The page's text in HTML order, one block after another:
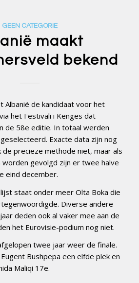
GEEN CATEGORIE
maakt
bekend
Albanië de kandidaat voor het
het Festivali i Këngës dat
de 58e editie. In totaal werden
Exacte data zijn nog
de precieze methode niet, maar als
gevolgd zijn er twee halve
eind december.
staat onder meer Olta Boka die
Diverse andere
deden ook al vaker mee aan de
het Eurovisie-podium nog niet.
twee jaar weer de finale.
Bushpepa een elfde plek en
Maliqi 17e.